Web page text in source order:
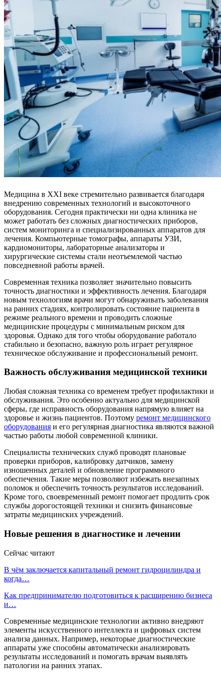
Медицина в XXI веке стремительно развивается благодаря
внедрению современных технологий и высокоточного
оборудования. Сегодня практически ни одна клиника не
может работать без сложных диагностических приборов,
систем мониторинга и специализированных аппаратов для
лечения. Компьютерные томографы, аппараты УЗИ,
кардиомониторы, лабораторные анализаторы и
хирургические системы стали неотъемлемой частью
повседневной работы врачей.
Современная техника позволяет значительно повысить
точность диагностики и эффективность лечения. Благодаря
новым технологиям врачи могут обнаруживать заболевания
на ранних стадиях, контролировать состояние пациента в
режиме реального времени и проводить сложные
медицинские процедуры с минимальным риском для
здоровья. Однако для того чтобы оборудование работало
стабильно и безопасно, важную роль играет регулярное
техническое обслуживание и профессиональный ремонт.
Важность обслуживания медицинской техники
Любая сложная техника со временем требует профилактики и
обслуживания. Это особенно актуально для медицинской
сферы, где исправность оборудования напрямую влияет на
здоровье и жизнь пациентов. Поэтому ремонт медицинского
оборудования и его регулярная диагностика являются важной
частью работы любой современной клиники.
Специалисты технических служб проводят плановые
проверки приборов, калибровку датчиков, замену
изношенных деталей и обновление программного
обеспечения. Такие меры позволяют избежать внезапных
поломок и обеспечить точность результатов исследований.
Кроме того, своевременный ремонт помогает продлить срок
службы дорогостоящей техники и снизить финансовые
затраты медицинских учреждений.
Новые решения в диагностике и лечении
Сейчас читают
В чём заключается капитальный ремонт гидроцилиндра и
когда…
Как предпринимателю подготовиться к расширению бизнеса
и…
Современные медицинские технологии активно внедряют
элементы искусственного интеллекта и цифровых систем
анализа данных. Например, некоторые диагностические
аппараты уже способны автоматически анализировать
результаты исследований и помогать врачам выявлять
патологии на ранних этапах.